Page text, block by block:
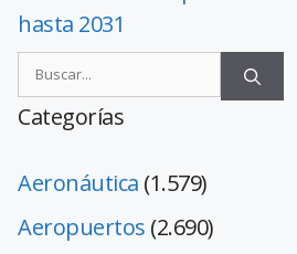
hasta 2031
Categorías
Aeronáutica (1.579)
Aeropuertos (2.690)